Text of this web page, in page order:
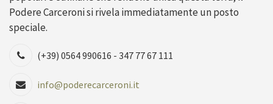
Podere Carceroni si rivela immediatamente un posto
speciale.
(+39) 0564 990616 - 347 77 67 111
info@poderecarceroni.it